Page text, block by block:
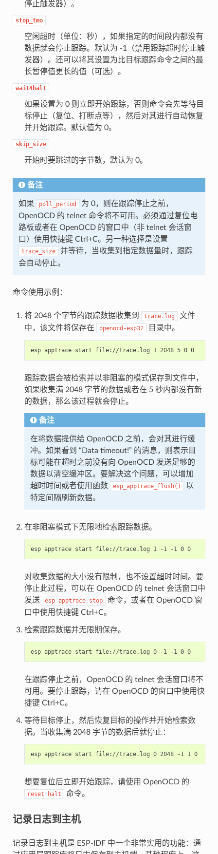
停止触发器）。
stop_tmo
空闲超时（单位：秒），如果指定的时间段内都没有
数据就会停止跟踪。默认为 -1（禁用跟踪超时停止触
发器）。还可以将其设置为比目标跟踪命令之间的最
长暂停值更长的值（可选）。
wait4halt
如果设置为 0 则立即开始跟踪，否则命令会先等待目
标停止（复位、打断点等），然后对其进行自动恢复
并开始跟踪。默认值为 0。
skip_size
开始时要跳过的字节数，默认为 0。
备注
如果 poll_period
为 0，则在跟踪停止之前，
OpenOCD 的 telnet 命令将不可用。必须通过复位电
路板或者在 OpenOCD 的窗口中（非 telnet 会话窗
口）使用快捷键 Ctrl+C。另一种选择是设置
trace_size
并等待，当收集到指定数据量时，跟踪
会自动停止。
命令使用示例：
将 2048 个字节的跟踪数据收集到 trace.log
文件
中，该文件将保存在
openocd-esp32 目录中。
esp apptrace start file://trace.log 1 2048 5 0 0
跟踪数据会被检索并以非阻塞的模式保存到文件中，
如果收集满 2048 字节的数据或者在 5 秒内都没有新
的数据，那么该过程就会停止。
备注
在将数据提供给 OpenOCD 之前，会对其进行缓
冲。如果看到 “Data timeout!” 的消息，则表示目
标可能在超时之前没有向 OpenOCD 发送足够的
数据以清空缓冲区。要解决这个问题，可以增加
超时时间或者使用函数
esp_apptrace_flush()
以
特定间隔刷新数据。
在非阻塞模式下无限地检索跟踪数据。
esp apptrace start file://trace.log 1 -1 -1 0 0
对收集数据的大小没有限制，也不设置超时时间。要
停止此过程，可以在 OpenOCD 的 telnet 会话窗口中
发送
esp apptrace stop
命令，或者在 OpenOCD 窗
口中使用快捷键 Ctrl+C。
检索跟踪数据并无限期保存。
esp apptrace start file://trace.log 0 -1 -1 0 0
在跟踪停止之前，OpenOCD 的 telnet 会话窗口将不
可用。要停止跟踪，请在 OpenOCD 的窗口中使用快
捷键 Ctrl+C。
等待目标停止，然后恢复目标的操作并开始检索数
据。当收集满 2048 字节的数据后就停止：
esp apptrace start file://trace.log 0 2048 -1 1 0
想要复位后立即开始跟踪，请使用 OpenOCD 的
reset halt 命令。
记录日志到主机
记录日志到主机是 ESP-IDF 中一个非常实用的功能：通